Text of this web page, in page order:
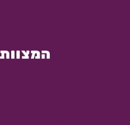
המצוות